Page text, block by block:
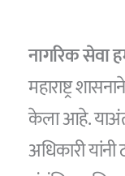
नागरिक सेवा
महाराष्ट्र
केला आहे.
अधिकारी